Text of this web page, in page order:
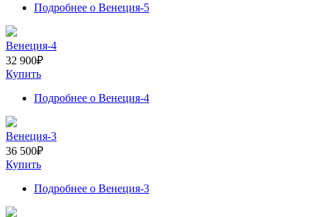
Подробнее о Венеция-5
Венеция-4
32 900₽
Купить
Подробнее о Венеция-4
Венеция-3
36 500₽
Купить
Подробнее о Венеция-3